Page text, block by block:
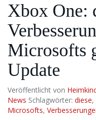
Xbox One:
Microsofts
Update
Veröffentlicht von
News Schlagwörter: diese,
Microsofts,